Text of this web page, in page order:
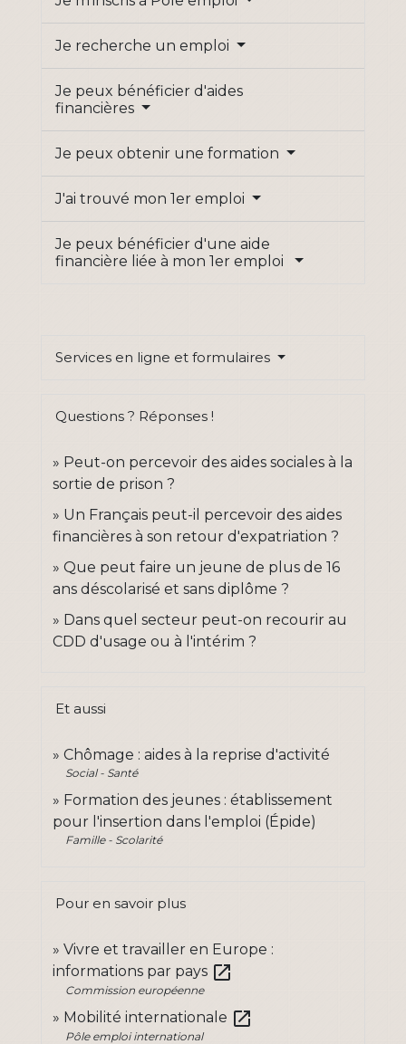
Je recherche un emploi
Je peux bénéficier d'aides
financières
Je peux obtenir une formation
J'ai trouvé mon 1er emploi
Je peux bénéficier d'une aide
financière liée à mon 1er emploi
Services en ligne et formulaires
Questions ? Réponses !
Peut-on percevoir des aides sociales à la
sortie de prison ?
Un Français peut-il percevoir des aides
financières à son retour d'expatriation ?
Que peut faire un jeune de plus de 16
ans déscolarisé et sans diplôme ?
Dans quel secteur peut-on recourir au
CDD d'usage ou à l'intérim ?
Et aussi
Chômage : aides à la reprise d'activité
Social - Santé
Formation des jeunes : établissement
pour l'insertion dans l'emploi (Épide)
Famille - Scolarité
Pour en savoir plus
Vivre et travailler en Europe :
informations par pays open_in_new
Commission européenne
Mobilité internationale open_in_new
Pôle emploi international